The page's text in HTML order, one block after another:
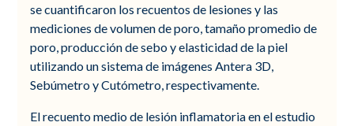
se cuantificaron los recuentos de lesiones y las
mediciones de volumen de poro, tamaño promedio de
poro, producción de sebo y elasticidad de la piel
utilizando un sistema de imágenes Antera 3D,
Sebúmetro y Cutómetro, respectivamente.
El recuento medio de lesión inflamatoria en el estudio